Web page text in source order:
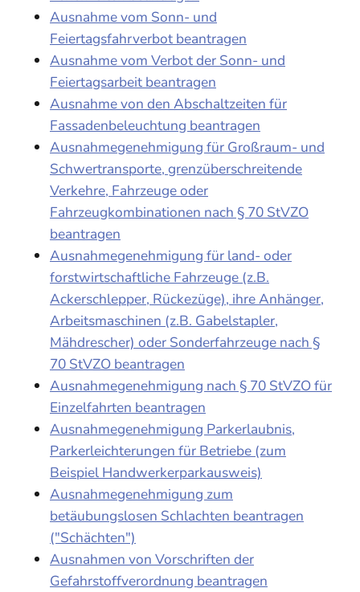
Ausnahme vom Sonn- und
Feiertagsfahrverbot beantragen
Ausnahme vom Verbot der Sonn- und
Feiertagsarbeit beantragen
Ausnahme von den Abschaltzeiten für
Fassadenbeleuchtung beantragen
Ausnahmegenehmigung für Großraum- und
Schwertransporte, grenzüberschreitende
Verkehre, Fahrzeuge oder
Fahrzeugkombinationen nach § 70 StVZO
beantragen
Ausnahmegenehmigung für land- oder
forstwirtschaftliche Fahrzeuge (z.B.
Ackerschlepper, Rückezüge), ihre Anhänger,
Arbeitsmaschinen (z.B. Gabelstapler,
Mähdrescher) oder Sonderfahrzeuge nach §
70 StVZO beantragen
Ausnahmegenehmigung nach § 70 StVZO für
Einzelfahrten beantragen
Ausnahmegenehmigung Parkerlaubnis,
Parkerleichterungen für Betriebe (zum
Beispiel Handwerkerparkausweis)
Ausnahmegenehmigung zum
betäubungslosen Schlachten beantragen
("Schächten")
Ausnahmen von Vorschriften der
Gefahrstoffverordnung beantragen